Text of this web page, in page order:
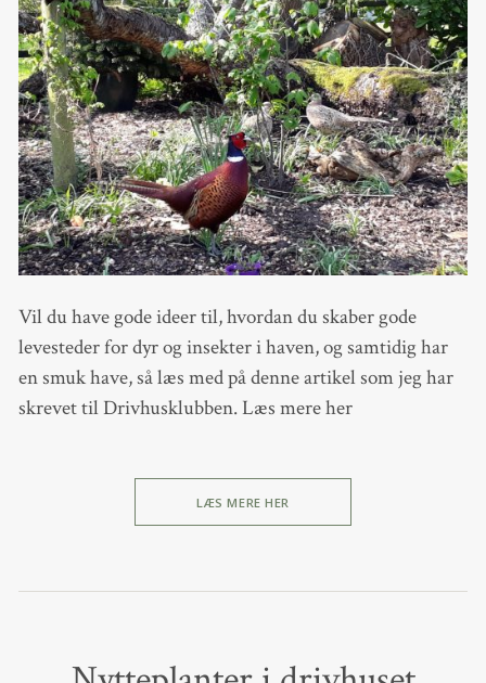
Vil du have gode ideer til, hvordan du skaber gode
levesteder for dyr og insekter i haven, og samtidig har
en smuk have, så læs med på denne artikel som jeg har
skrevet til Drivhusklubben. Læs mere her
LÆS MERE HER